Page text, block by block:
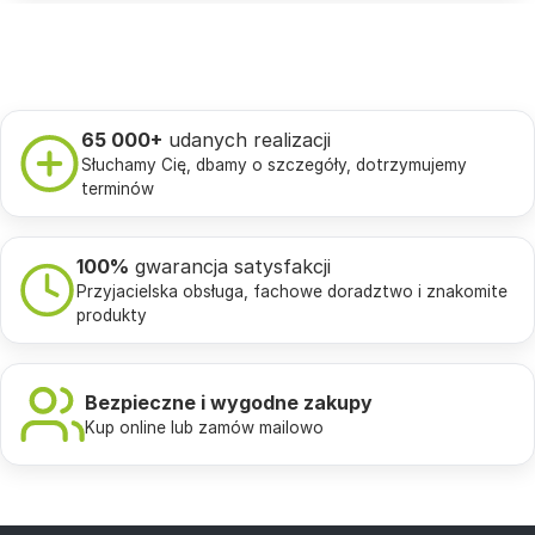
65 000+ udanych realizacji
Słuchamy Cię, dbamy o szczegóły, dotrzymujemy
terminów
100% gwarancja satysfakcji
Przyjacielska obsługa, fachowe doradztwo i znakomite
produkty
Bezpieczne i wygodne zakupy
Kup online lub zamów mailowo